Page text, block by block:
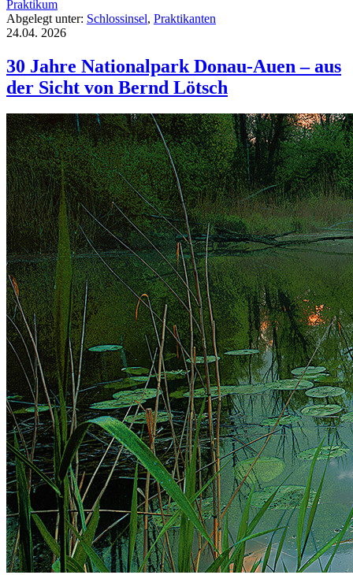
Praktikum
Abgelegt unter: Schlossinsel, Praktikanten
24.04. 2026
30 Jahre Nationalpark Donau-Auen – aus
der Sicht von Bernd Lötsch